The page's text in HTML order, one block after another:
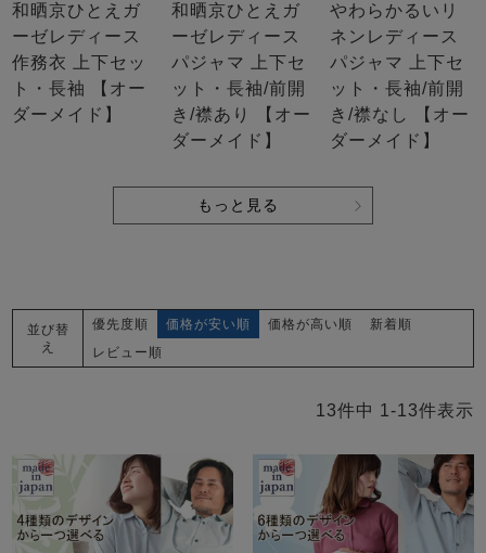
和晒京ひとえガ
ーゼレディース
作務衣 上下セッ
ト・長袖 【オー
ダーメイド】
和晒京ひとえガ
ーゼレディース
パジャマ 上下セ
ット・長袖/前開
き/襟あり 【オー
ダーメイド】
やわらかるいリ
ネンレディース
パジャマ 上下セ
ット・長袖/前開
き/襟なし 【オー
ダーメイド】
もっと見る
並び替
え
優先度順 価格が安い順 価格が高い順
新着順
レビュー順
13件中 1 -13件表示